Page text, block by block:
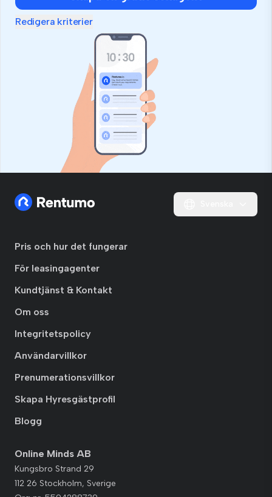
Redigera kriterier
Pris och hur det fungerar
För leasingagenter
Kundtjänst & Kontakt
Om oss
Integritetspolicy
Användarvillkor
Prenumerationsvillkor
Skapa Hyresgästprofil
Blogg
Online Minds AB
Kungsbro Strand 29
112 26 Stockholm, Sverige